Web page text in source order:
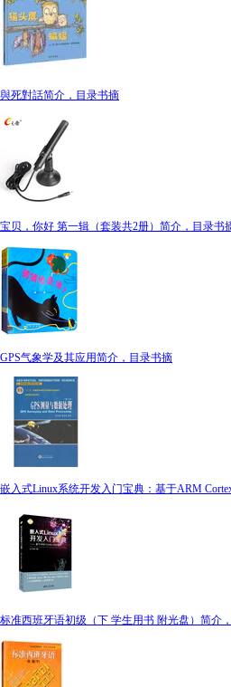
與死對話简介，目录书摘
宝贝，你好 第一辑（套装共2册）简介，目录书
GPS气象学及其应用简介，目录书摘
嵌入式Linux系统开发入门宝典：基于ARM
标准西班牙语初级（下 学生用书 附光盘）简介